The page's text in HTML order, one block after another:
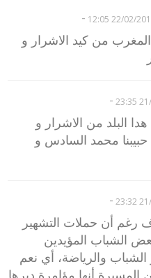
22/02/2011
-
من كيد الاشرار و
21/
-
البلد من الاشرار و
محمد السادس و
21/
-
رغم أن حملات التشهير
الشباب المؤيدين
والرياضة، أي نعم
أنها مؤامرة دبرها